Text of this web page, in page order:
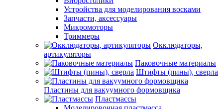
Устройства для моделирования восками
Запчасти, аксессуары
Микромоторы
Триммеры
Окклюдаторы,
артикуляторы
Паковочные материалы
Штифты (пины), сверла
Пластины для вакуумного формовщика
Пластмассы